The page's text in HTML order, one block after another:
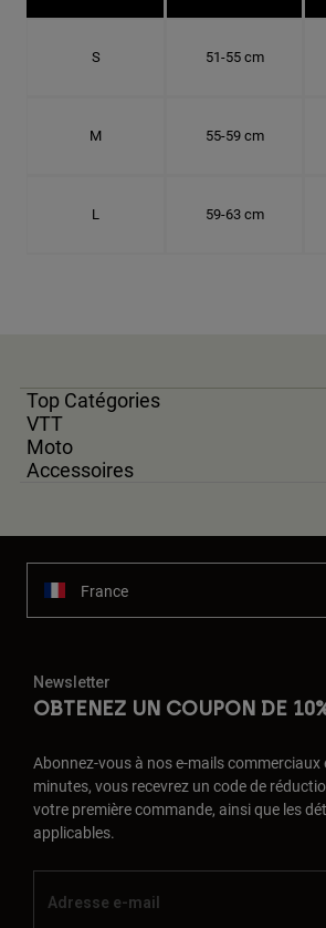
S 51-55 cm
M 55-59 cm
L 59-63 cm
Top Catégories
VTT
Moto
Accessoires
France
Newsletter
OBTENEZ UN COUPON DE
Abonnez-vous à nos e-mails commerciaux
minutes, vous recevrez un code de
votre première commande, ainsi que les
applicables.